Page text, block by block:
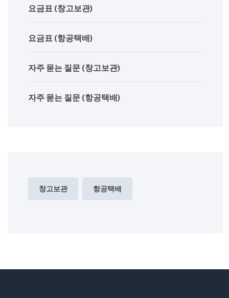
요금표 (창고보관)
요금표 (항공택배)
자주 묻는 질문 (창고보관)
자주 묻는 질문 (항공택배)
창고보관 항공택배